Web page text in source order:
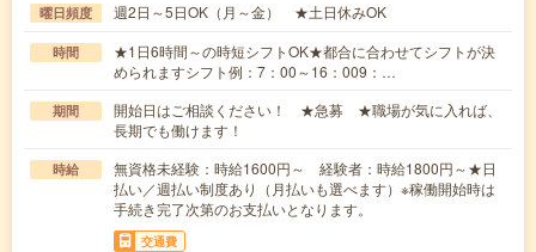
曜日頻度 週2日～5日OK（月～金） ★土日休みOK
時間
★1日6時間～の時短シフトOK★都合に合わせてシフトが決
められますシフト例：7：00～16：009：…
期間
開始日はご相談ください！ ★急募 ★職場が気に入れば、
長期でも働けます！
時給
無資格未経験：時給1600円～ 経験者：時給1800円～★日
払い／週払い制度あり（月払いも選べます）※稼働開始時は
手続き完了次第のお支払いとなります。
交通費